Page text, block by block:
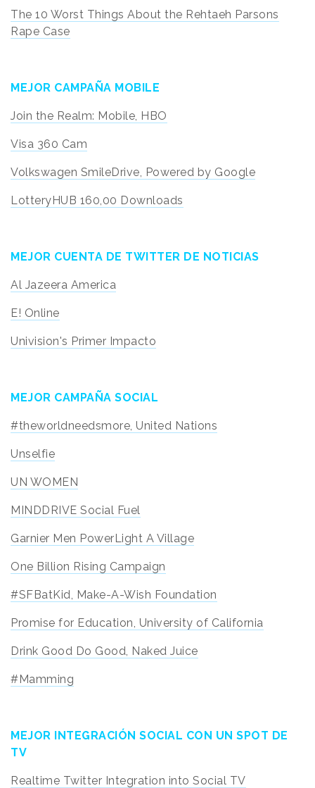
The 10 Worst Things About the Rehtaeh Parsons
Rape Case
MEJOR CAMPAÑA MOBILE
Join the Realm: Mobile, HBO
Visa 360 Cam
Volkswagen SmileDrive, Powered by Google
LotteryHUB 160,00 Downloads
MEJOR CUENTA DE TWITTER DE NOTICIAS
Al Jazeera America
E! Online
Univision's Primer Impacto
MEJOR CAMPAÑA SOCIAL
#theworldneedsmore, United Nations
Unselfie
UN WOMEN
MINDDRIVE Social Fuel
Garnier Men PowerLight A Village
One Billion Rising Campaign
#SFBatKid, Make-A-Wish Foundation
Promise for Education, University of California
Drink Good Do Good, Naked Juice
#Mamming
MEJOR INTEGRACIÓN SOCIAL CON UN SPOT DE
TV
Realtime Twitter Integration into Social TV